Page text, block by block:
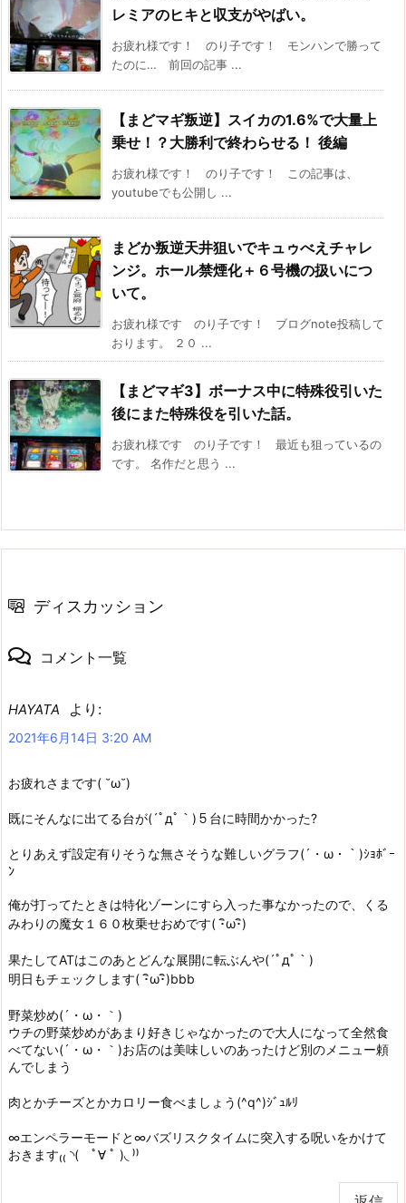
レミアのヒキと収支がやばい。
お疲れ様です！ のり子です！ モンハンで勝って
たのに… 前回の記事 ...
【まどマギ叛逆】スイカの1.6%で大量上
乗せ！？大勝利で終わらせる！ 後編
お疲れ様です！ のり子です！ この記事は、
youtubeでも公開し ...
まどか叛逆天井狙いでキュゥべえチャレ
ンジ。ホール禁煙化＋６号機の扱いにつ
いて。
お疲れ様です のり子です！ ブログnote投稿して
おります。 ２０ ...
【まどマギ3】ボーナス中に特殊役引いた
後にまた特殊役を引いた話。
お疲れ様です のり子です！ 最近も狙っているの
です。 名作だと思う ...
ディスカッション
コメント一覧
HAYATA より:
2021年6月14日 3:20 AM
お疲れさまです( ˘ω˘)
既にそんなに出てる台が(´ﾟдﾟ｀)５台に時間かかった?
とりあえず設定有りそうな無さそうな難しいグラフ(´・ω・｀)ｼｮﾎﾞｰ
ﾝ
俺が打ってたときは特化ゾーンにすら入った事なかったので、くる
みわりの魔女１６０枚乗せおめです( ･ิω･ิ)
果たしてATはこのあとどんな展開に転ぶんや(´ﾟдﾟ｀)
明日もチェックします( ･ิω･ิ)bbb
野菜炒め(´・ω・｀)
ウチの野菜炒めがあまり好きじゃなかったので大人になって全然食
べてない(´・ω・｀)お店のは美味しいのあったけど別のメニュー頼
んでしまう
肉とかチーズとかカロリー食べましょう(^q^)ｼﾞｭﾙﾘ
∞エンペラーモードと∞バズリスクタイムに突入する呪いをかけて
おきます₍₍ ◝( ﾟ∀ ﾟ )◟ ⁾⁾